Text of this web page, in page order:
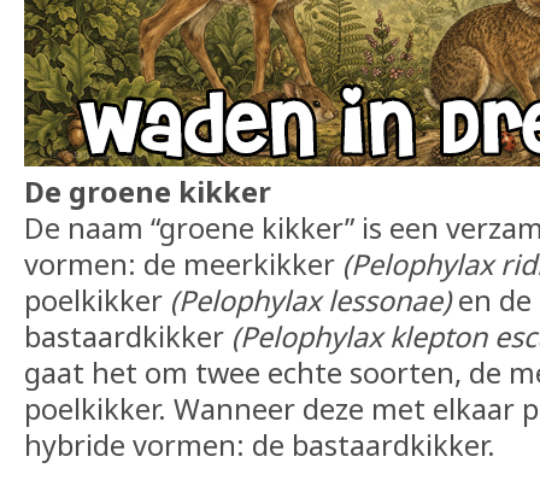
De groene kikker
De naam “groene kikker” is een
vormen: de meerkikker (Pelophylax
poelkikker (Pelophylax lessonae)en de
bastaardkikker (Pelophylax klepton
gaat het om twee echte soorten, de
poelkikker. Wanneer deze met elkaar
hybride vormen: de bastaardkikker.